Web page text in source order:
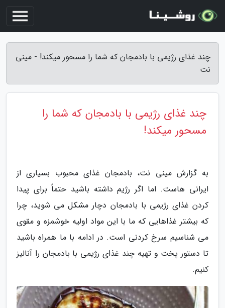
چند غذای رژیمی با بادمجان که شما را مسحور میکند! - مینی
نت
چند غذای رژیمی با بادمجان که شما را
مسحور میکند!
به گزارش مینی نت، بادمجان غذای محبوب بسیاری از
ایرانی هاست. اما اگر رژیم داشته باشید حتماً برای پیدا
کردن غذای رژیمی با بادمجان دچار مشکل می شوید، چرا
که بیشتر غذاهایی که ما با این مواد اولیه خوشمزه و مقوی
می شناسیم سرخ کردنی است. در ادامه با ما همراه باشید
تا دستور پخت و تهیه چند غذای رژیمی با بادمجان را آنالیز
کنیم.